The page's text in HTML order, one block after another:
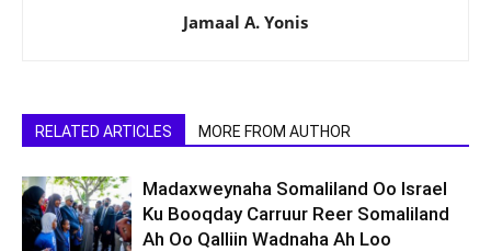
Jamaal A. Yonis
RELATED ARTICLES MORE FROM AUTHOR
Madaxweynaha Somaliland Oo Israel
Ku Booqday Carruur Reer Somaliland
Ah Oo Qalliin Wadnaha Ah Loo